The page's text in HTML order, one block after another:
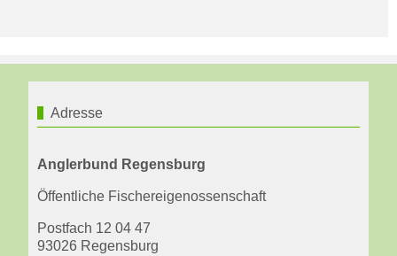
Adresse
Anglerbund Regensburg
Öffentliche Fischereigenossenschaft
Postfach 12 04 47
93026 Regensburg